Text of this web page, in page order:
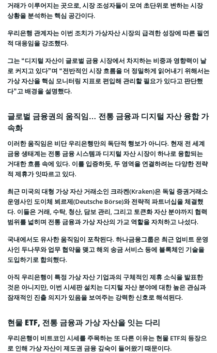
거래가 이루어지는 곳으로, 시장 조성자들이 모여 초단위로 변하는 시장
상황을 분석하는 핵심 공간이다.
우리은행 관계자는 이번 조치가 가상자산 시장의 급격한 성장에 따른 필연
적 대응임을 강조했다.
그는 “디지털 자산이 글로벌 금융 시장에서 차지하는 비중과 영향력이 날
로 커지고 있다”며 “전반적인 시장 흐름을 더 정밀하게 읽어내기 위해서는
가상 자산을 핵심 모니터링 지표로 편입해 관리할 필요가 있다고 판단했
다”고 배경을 설명했다.
글로벌 금융권의 움직임… 전통 금융과 디지털 자산 융합 가
속화
이러한 움직임은 비단 우리은행만의 독단적 행보가 아니다. 현재 전 세계
금융 생태계는 전통 금융 시스템과 디지털 자산 시장이 하나로 융합되는
거대한 흐름 속에 있다. 이를 입증하듯, 두 영역을 연결하려는 다양한 전략
적 제휴가 잇따르고 있다.
최근 미국의 대형 가상 자산 거래소인 크라켄(Kraken)은 독일 증권거래소
운영사인 도이체 뵈르제(Deutsche Börse)와 전략적 파트너십을 체결했
다. 이들은 거래, 수탁, 청산, 담보 관리, 그리고 토큰화 자산 분야까지 협력
범위를 넓히며 전통 금융과 가상 자산의 가교 역할을 자처하고 나섰다.
국내에서도 유사한 움직임이 포착된다. 하나금융그룹은 최근 업비트 운영
사인 두나무와 업무 협약을 맺고 해외 송금 서비스 등에 블록체인 기술을
도입하기로 합의했다.
아직 우리은행이 특정 가상 자산 기업과의 구체적인 제휴 소식을 발표한
것은 아니지만, 이번 시세판 설치는 디지털 자산 분야에 대한 높은 관심과
잠재적인 진출 의지가 있음을 보여주는 강력한 신호로 해석된다.
현물 ETF, 전통 금융과 가상 자산을 잇는 다리
우리은행이 비트코인 시세를 주목하는 또 다른 이유는 현물 ETF의 등장으
로 인해 가상 자산이 제도권 금융 깊숙이 들어왔기 때문이다.